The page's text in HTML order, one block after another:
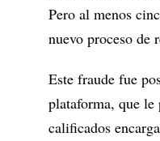
Pero al menos
nuevo proceso de
Este fraude fue
plataforma, que
calificados